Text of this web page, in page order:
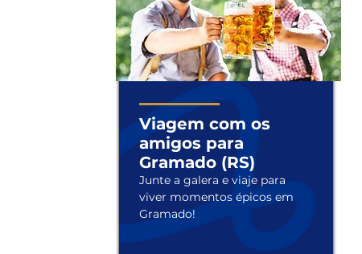
Viagem com os
amigos para
Gramado (RS)
Junte a galera e viaje para
viver momentos épicos em
Gramado!